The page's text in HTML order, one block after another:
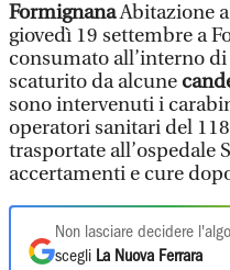
FormignanaAbitazione
giovedì 19 settembre a
consumato all’interno
scaturito da alcune
sono intervenuti i
operatori sanitari del
trasportate all’ospedale
accertamenti e cure
Non lasciare decidere
scegli La Nuova Ferrara